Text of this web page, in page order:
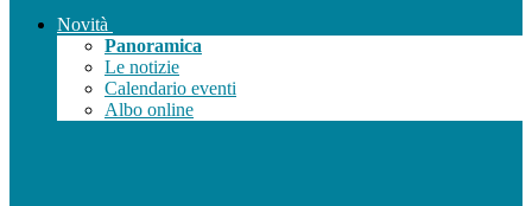
Novità
Panoramica
Le notizie
Calendario eventi
Albo online